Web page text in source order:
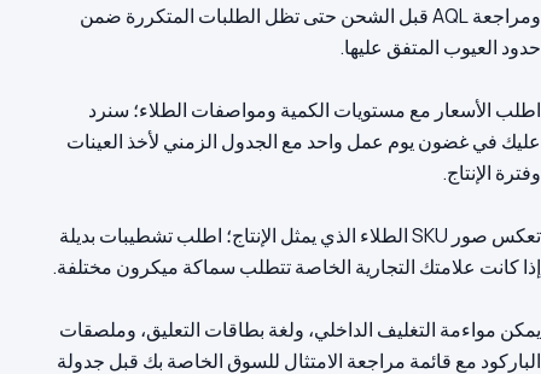
ومراجعة AQL قبل الشحن حتى تظل الطلبات المتكررة ضمن
اطلب الأسعار مع مستويات الكمية ومواصفات الطلاء؛ سنرد
عليك في غضون يوم عمل واحد مع الجدول الزمني لأخذ العينات
تعكس صور SKU الطلاء الذي يمثل الإنتاج؛ اطلب تشطيبات بديلة
يمكن مواءمة التغليف الداخلي، ولغة بطاقات التعليق، وملصقات
الباركود مع قائمة مراجعة الامتثال للسوق الخاصة بك قبل جدولة